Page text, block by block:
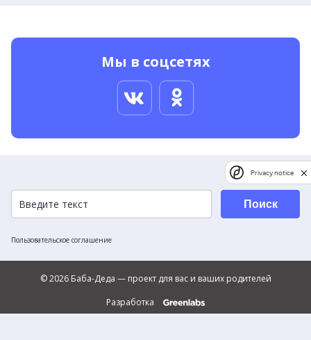
Мы в соцсетях
Пользовательское соглашение
Поиск
© 2026 Баба-Деда — проект для вас и ваших родителей
Разработка
Privacy notice